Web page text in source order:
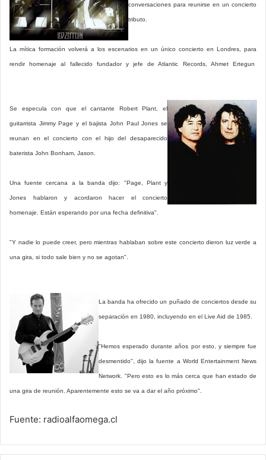
conversaciones para reunirse en un concierto
tributo.
La mítica formación volverá a los escenarios en un único concierto en Londres, para
rendir homenaje al fallecido fundador y jefe de Atlantic Records, Ahmet Ertegun
Se especula con que el cantante Robert Plant, el
guitarrista Jimmy Page y el bajista John Paul Jones se
reunan en el concierto con el hijo del desaparecido
baterista John Bonham, Jason.
Una fuente cercana a la banda dijo: "Page, Plant y
Jones hablaron y acordaron hacer el concierto
homenaje. Están esperando por una fecha definitiva".
"Y nadie lo puede creer, pero mientras hablaban sobre este concierto dieron luz verde a
una gira, si todo sale bien y no se agotan".
La banda ha ofrecido un puñado de conciertos desde su
separación en 1980, incluyendo en el Live Aid de 1985.
"Hemos esperado durante años por esto, y siempre fue
desmentido", dijo la fuente a World Entertainment News
Network. "Pero esto es lo más cerca que han estado de
una gira de reunión. Aparentemente esto se va a dar el año próximo".
Fuente: radioalfaomega.cl